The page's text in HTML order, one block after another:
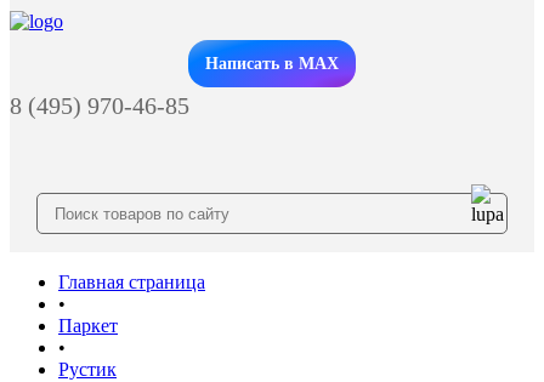
Заказать звонок
Написать в MAX
8 (495) 970-46-85
Главная страница
•
Паркет
•
Рустик